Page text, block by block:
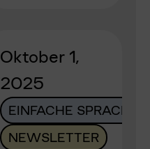
Oktober 1,
2025
EINFACHE SPRACHE
NEWSLETTER